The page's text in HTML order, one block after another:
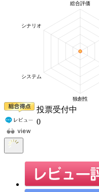
投票受付中
0